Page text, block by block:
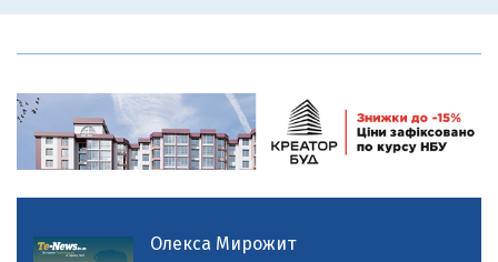
Олекса Мирожит